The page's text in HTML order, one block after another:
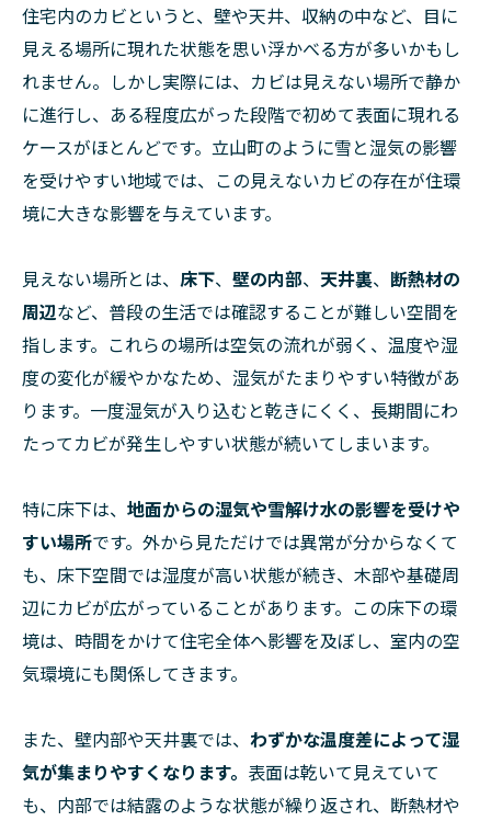
住宅内のカビというと、壁や天井、収納の中など、目に
見える場所に現れた状態を思い浮かべる方が多いかもし
れません。しかし実際には、カビは見えない場所で静か
に進行し、ある程度広がった段階で初めて表面に現れる
ケースがほとんどです。立山町のように雪と湿気の影響
を受けやすい地域では、この見えないカビの存在が住環
境に大きな影響を与えています。
見えない場所とは、 床下、 壁の内部、 天井裏、 断熱材の
周辺など、普段の生活では確認することが難しい空間を
指します。これらの場所は空気の流れが弱く、温度や湿
度の変化が緩やかなため、湿気がたまりやすい特徴があ
ります。一度湿気が入り込むと乾きにくく、長期間にわ
たってカビが発生しやすい状態が続いてしまいます。
特に床下は、 地面からの湿気や雪解け水の影響を受けや
すい場所です。外から見ただけでは異常が分からなくて
も、床下空間では湿度が高い状態が続き、木部や基礎周
辺にカビが広がっていることがあります。この床下の環
境は、時間をかけて住宅全体へ影響を及ぼし、室内の空
気環境にも関係してきます。
また、壁内部や天井裏では、 わずかな温度差によって湿
気が集まりやすくなります。 表面は乾いて見えていて
も、内部では結露のような状態が繰り返され、断熱材や